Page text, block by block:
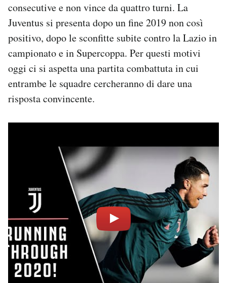
Notifiche mobile
Regala il Post
Hai bisogno di aiuto?
Esci
consecutive e non vince da quattro turni. La
Juventus si presenta dopo un fine 2019 non così
positivo, dopo le sconfitte subite contro la Lazio in
campionato e in Supercoppa. Per questi motivi
oggi ci si aspetta una partita combattuta in cui
entrambe le squadre cercheranno di dare una
risposta convincente.